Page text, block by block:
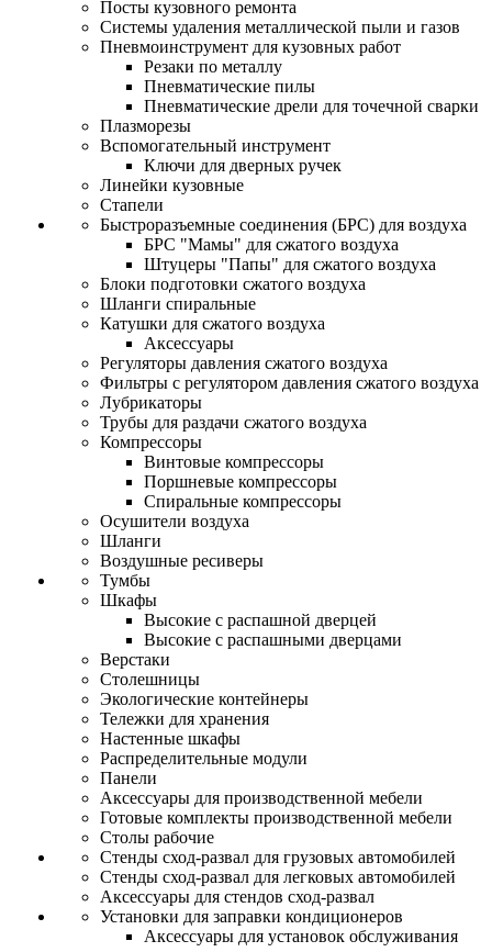
Посты кузовного ремонта
Системы удаления металлической пыли и газов
Пневмоинструмент для кузовных работ
Резаки по металлу
Пневматические пилы
Пневматические дрели для точечной сварки
Плазморезы
Вспомогательный инструмент
Ключи для дверных ручек
Линейки кузовные
Стапели
Быстроразъемные соединения (БРС) для воздуха
БРС "Мамы" для сжатого воздуха
Штуцеры "Папы" для сжатого воздуха
Блоки подготовки сжатого воздуха
Шланги спиральные
Катушки для сжатого воздуха
Аксессуары
Регуляторы давления сжатого воздуха
Фильтры с регулятором давления сжатого воздуха
Лубрикаторы
Трубы для раздачи сжатого воздуха
Компрессоры
Винтовые компрессоры
Поршневые компрессоры
Спиральные компрессоры
Осушители воздуха
Шланги
Воздушные ресиверы
Тумбы
Шкафы
Высокие с распашной дверцей
Высокие с распашными дверцами
Верстаки
Столешницы
Экологические контейнеры
Тележки для хранения
Настенные шкафы
Распределительные модули
Панели
Аксессуары для производственной мебели
Готовые комплекты производственной мебели
Столы рабочие
Стенды сход-развал для грузовых автомобилей
Стенды сход-развал для легковых автомобилей
Аксессуары для стендов сход-развал
Установки для заправки кондиционеров
Аксессуары для установок обслуживания